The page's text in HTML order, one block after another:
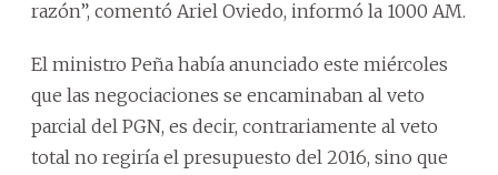
razón”, comentó Ariel Oviedo, informó la 1000 AM.
El ministro Peña había anunciado este miércoles
que las negociaciones se encaminaban al veto
parcial del PGN, es decir, contrariamente al veto
total no regiría el presupuesto del 2016, sino que